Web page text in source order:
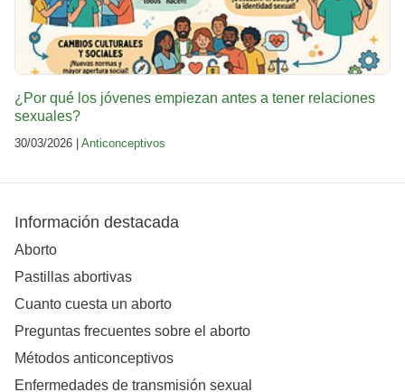
¿Por qué los jóvenes empiezan antes a tener relaciones
sexuales?
30/03/2026 | Anticonceptivos
Información destacada
Aborto
Pastillas abortivas
Cuanto cuesta un aborto
Preguntas frecuentes sobre el aborto
Métodos anticonceptivos
Enfermedades de transmisión sexual